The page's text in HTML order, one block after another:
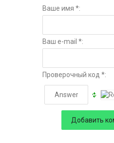
Ваше имя *:
Ваш e-mail *:
Проверочный код *: